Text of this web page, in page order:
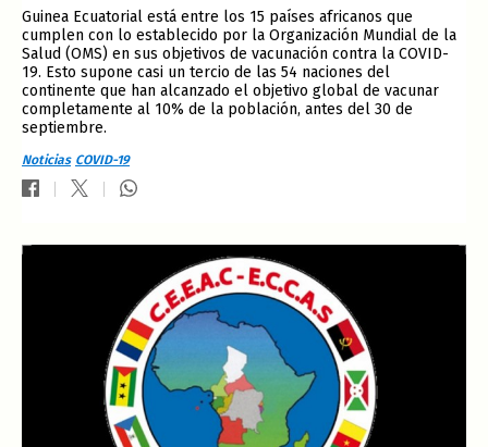
Guinea Ecuatorial está entre los 15 países africanos que
cumplen con lo establecido por la Organización Mundial de la
Salud (OMS) en sus objetivos de vacunación contra la COVID-
19. Esto supone casi un tercio de las 54 naciones del
continente que han alcanzado el objetivo global de vacunar
completamente al 10% de la población, antes del 30 de
septiembre.
Noticias COVID-19